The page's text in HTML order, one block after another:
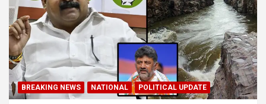
BREAKING NEWS NATIONAL POLITICAL UPDATE